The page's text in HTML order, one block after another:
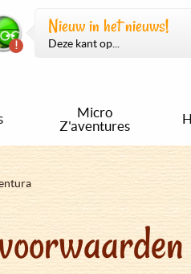
Nieuw in het nieuws!
Deze kant op...
Micro
Z'aventures